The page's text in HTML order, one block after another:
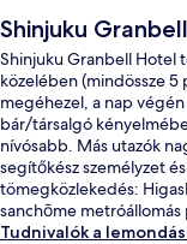
Shinjuku
Shinjuku Granbell Hotel
közelében (mindössze 5
megéhezel, a nap
bár/társalgó
nívósabb. Más utazók
segítőkész személyzet
tömegközlekedés:
sanchōme
Tudnivalók a